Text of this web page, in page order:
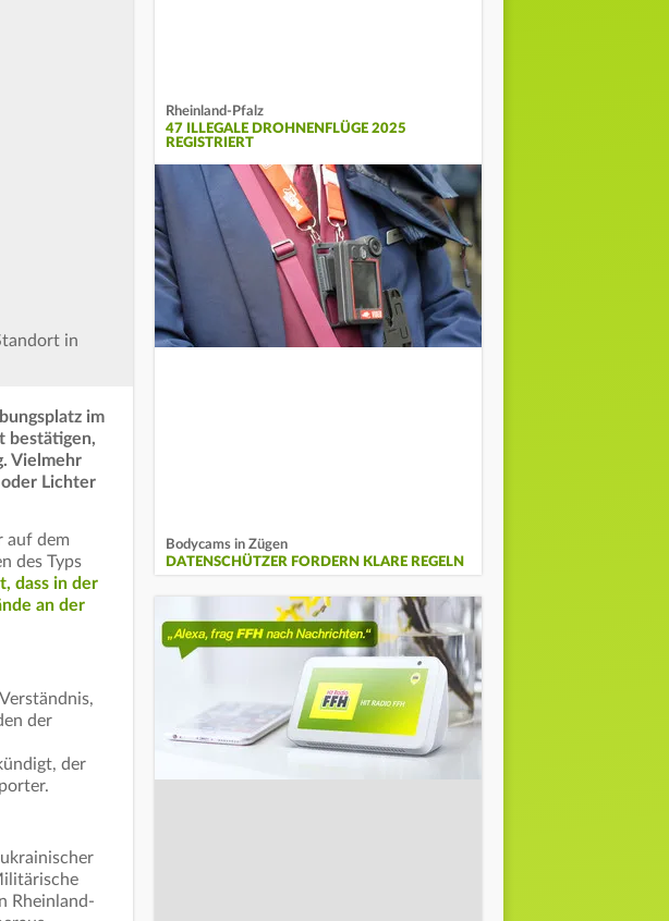
in
im
bestätigen,
Vielmehr
Lichter
auf dem
des Typs
dass in der
an der
der
der
Rheinland-
Rheinland-Pfalz
47 ILLEGALE DROHNENFLÜGE 2025
REGISTRIERT
Bodycams in Zügen
DATENSCHÜTZER FORDERN KLARE REGELN